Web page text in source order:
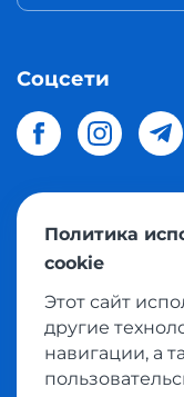
Соцсети
© 2026 Meest
магазинов мира
Политика
cookie
Этот сайт
другие
навигации, а